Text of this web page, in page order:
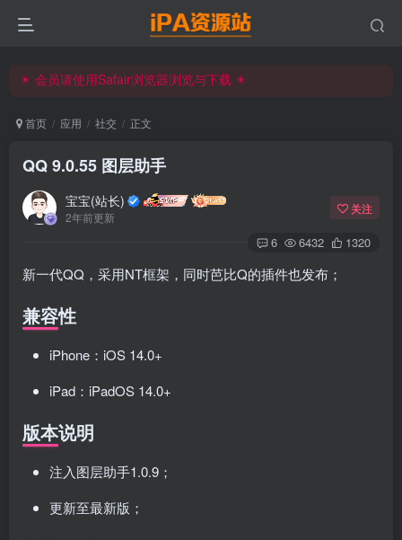
iPA资源站官方唯一客服微信:15504815558
iPA资源站官方唯一客服微信:15504815558
首页 应用 社交 正文
QQ 9.0.55 图层助手
宝宝(站长)
2年前更新
关注
6 6432 1320
新一代QQ，采用NT框架，同时芭比Q的插件也发布；
兼容性
iPhone：iOS 14.0+
iPad：iPadOS 14.0+
版本说明
注入图层助手1.0.9；
更新至最新版；